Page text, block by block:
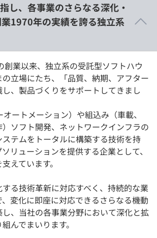
し、各事業のさらなる深化・
1970年の実績を誇る独立系
創業以来、独立系の受託型ソフトハウ
立場にたち、「品質、納期、アフター
、製品づくりをサポートしてきまし
ートメーション）や組込み（車載、
ソフト開発、ネットワークインフラの
テムをトータルに構築する技術を持
リューションを提供する企業として、
えています。
る技術革新に対応すべく、持続的な業
変化に即座に対応できるさらなる機動
、当社の各事業分野において深化と拡
んでまいります。